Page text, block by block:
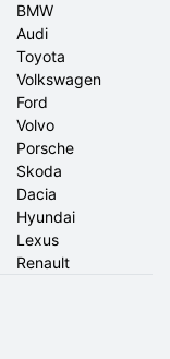
BMW
Audi
Toyota
Volkswagen
Ford
Volvo
Porsche
Skoda
Dacia
Hyundai
Lexus
Renault